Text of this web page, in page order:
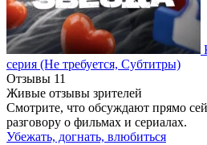
серия (Не требуется, Субтитры)
Отзывы 11
Живые отзывы зрителей
Смотрите, что обсуждают прямо
разговору о фильмах и сериалах.
Убежать, догнать, влюбиться